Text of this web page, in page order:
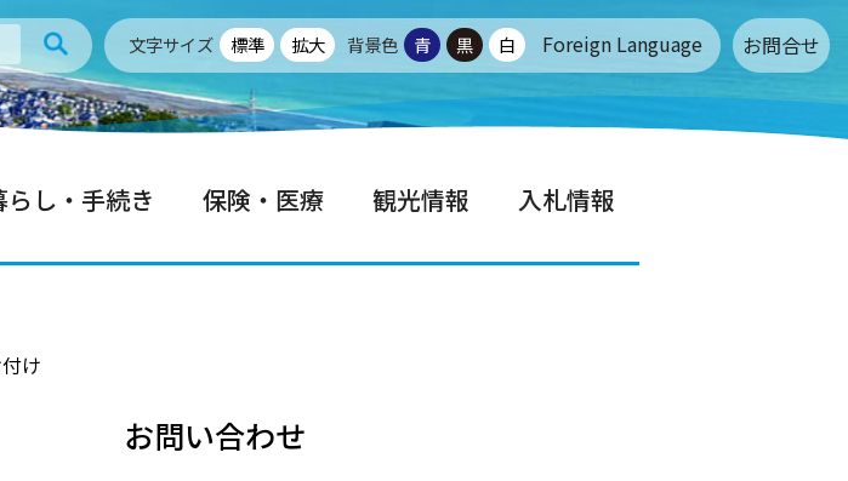
文字サイズ 標準 拡大 背景色 青 黒 白 Foreign Language お問合せ
らし・手続き 保険・医療 観光情報 入札情報
け
お問い合わせ